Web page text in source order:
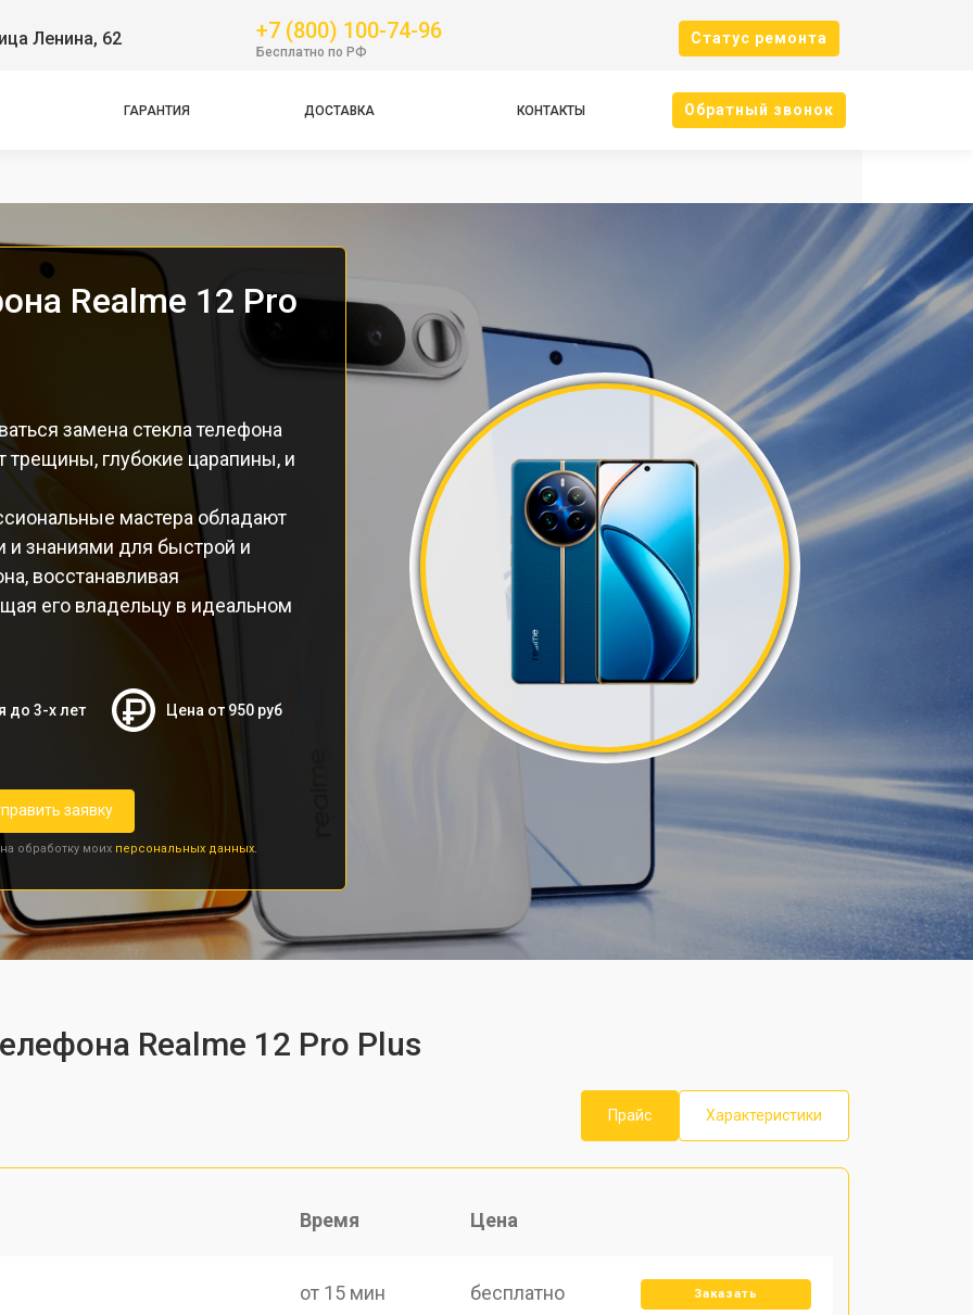
Ленина, 62 +7 (800) 100-74-96
Бесплатно по РФ
Cтатус ремонта
ГАРАНТИЯ ДОСТАВКА КОНТАКТЫ Oбратный звонок
Realme 12 Pro
замена стекла телефона
глубокие царапины, и
мастера обладают
знаниями для быстрой и
восстанавливая
его владельцу в идеальном
до 3-х лет Цена от 950 руб
заявку
обработку моих персональных данных.
Realme 12 Pro Plus
Прайс
Характеристики
Время Цена
от 15 мин бесплатно Заказать